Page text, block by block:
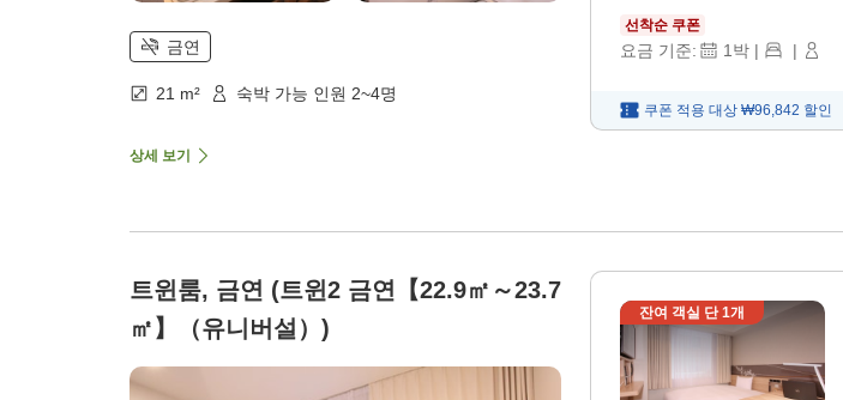
금연
21 m² 숙박 가능 인원 2~4명
상세 보기
선착순 쿠폰
요금 기준: 1박 | |
쿠폰 적용 대상 ₩96,842 할인
트윈룸, 금연 (트윈2 금연【22.9㎡～23.7
㎡】（유니버설）)
잔여 객실 단1개